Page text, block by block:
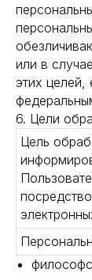
или в
этих
6. Цели
Цель